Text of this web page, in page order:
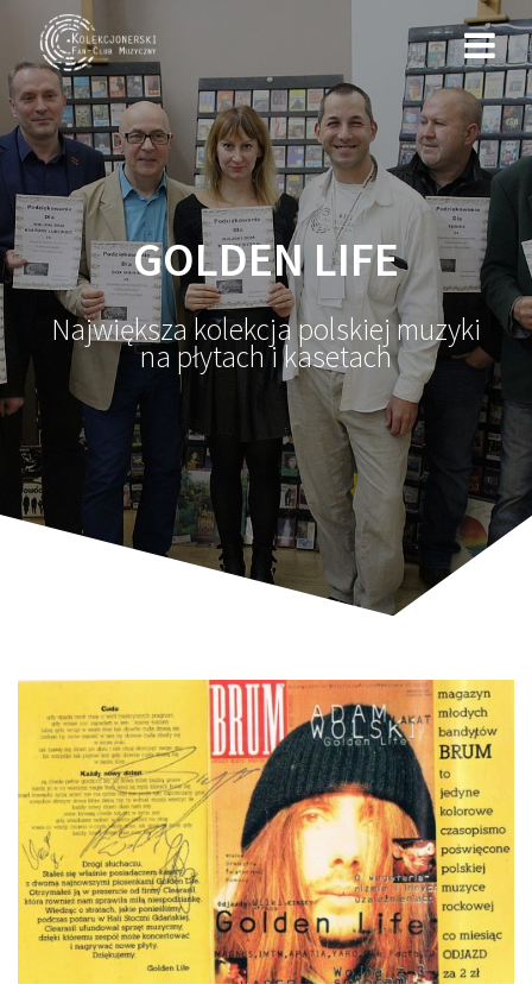
GOLDEN LIFE
Największa kolekcja polskiej muzyki
na płytach i kasetach